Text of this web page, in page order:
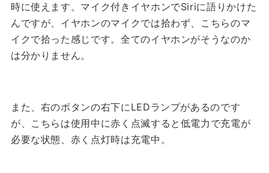
時に使えます。マイク付きイヤホンでSiriに語りかけた
んですが、イヤホンのマイクでは拾わず、こちらのマ
イクで拾った感じです。全てのイヤホンがそうなのか
は分かりません。
また、右のボタンの右下にLEDランプがあるのです
が、こちらは使用中に赤く点滅すると低電力で充電が
必要な状態、赤く点灯時は充電中。